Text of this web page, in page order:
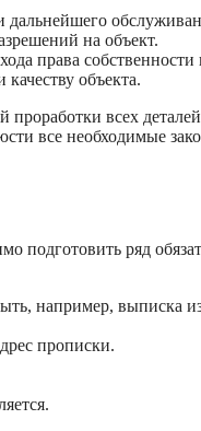
дальнейшего
на объект.
права собственности
объекта.
проработки всех
все необходимые
подготовить ряд
например, выписка
прописки.